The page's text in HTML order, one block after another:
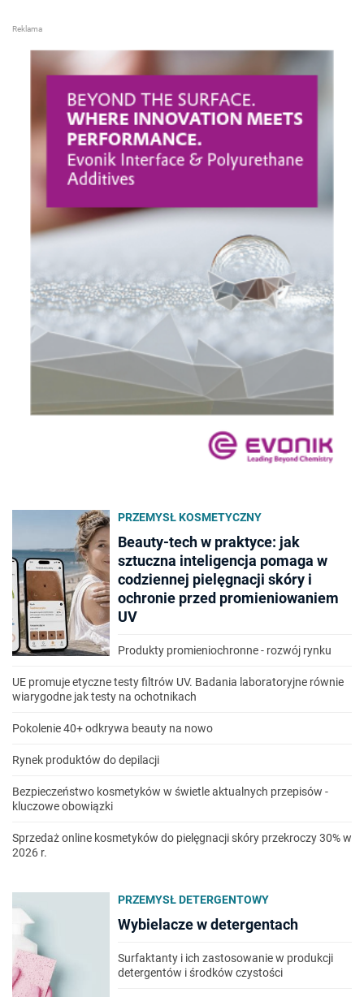
PRZEMYSŁ KOSMETYCZNY
Beauty-tech w praktyce: jak
sztuczna inteligencja pomaga w
codziennej pielęgnacji skóry i
ochronie przed promieniowaniem
UV
Produkty promieniochronne - rozwój rynku
UE promuje etyczne testy filtrów UV. Badania laboratoryjne równie
wiarygodne jak testy na ochotnikach
Pokolenie 40+ odkrywa beauty na nowo
Rynek produktów do depilacji
Bezpieczeństwo kosmetyków w świetle aktualnych przepisów -
kluczowe obowiązki
Sprzedaż online kosmetyków do pielęgnacji skóry przekroczy 30% w
2026 r.
PRZEMYSŁ DETERGENTOWY
Wybielacze w detergentach
Surfaktanty i ich zastosowanie w produkcji
detergentów i środków czystości